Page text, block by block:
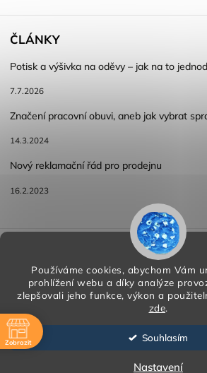
Používáme cookies, abychom Vám
prohlížení webu a díky analýze
zlepšovali jeho funkce, výkon a
zde.
Souhlasím
Nastavení
ČLÁNKY
Potisk a výšivka na oděvy – jak na to
7.7.2026
Značení pracovní obuvi, aneb jak vybrat
14.3.2024
Nový reklamační řád pro prodejnu
16.2.2023
Reklamace a vracení zboží
Podmínky ochrany osobních
Copyright 2026 HORA PP s.r.o.
Shoptet | Design
Zobrazit